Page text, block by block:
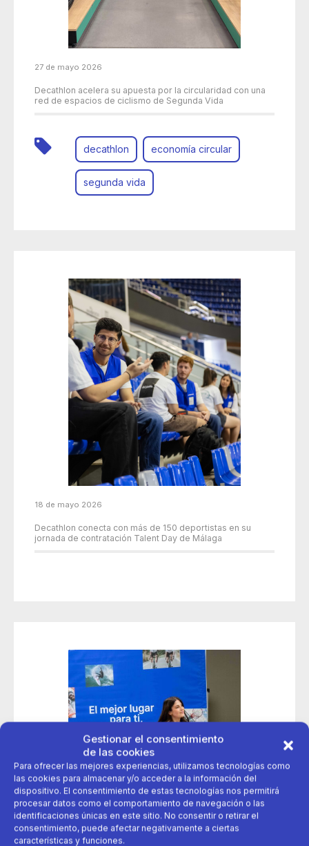
Gestionar el consentimiento
de las cookies
Para ofrecer las mejores experiencias, utilizamos tecnologías como
las cookies para almacenar y/o acceder a la información del
dispositivo. El consentimiento de estas tecnologías nos permitirá
procesar datos como el comportamiento de navegación o las
identificaciones únicas en este sitio. No consentir o retirar el
consentimiento, puede afectar negativamente a ciertas
características y funciones.
27 de mayo 2026
Decathlon acelera su apuesta por la circularidad con una
red de espacios de ciclismo de Segunda Vida
decathlon economía circular
segunda vida
18 de mayo 2026
Decathlon conecta con más de 150 deportistas en su
jornada de contratación Talent Day de Málaga